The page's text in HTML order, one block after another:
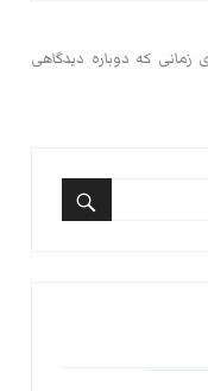
زمانی که دوباره دیدگاهی